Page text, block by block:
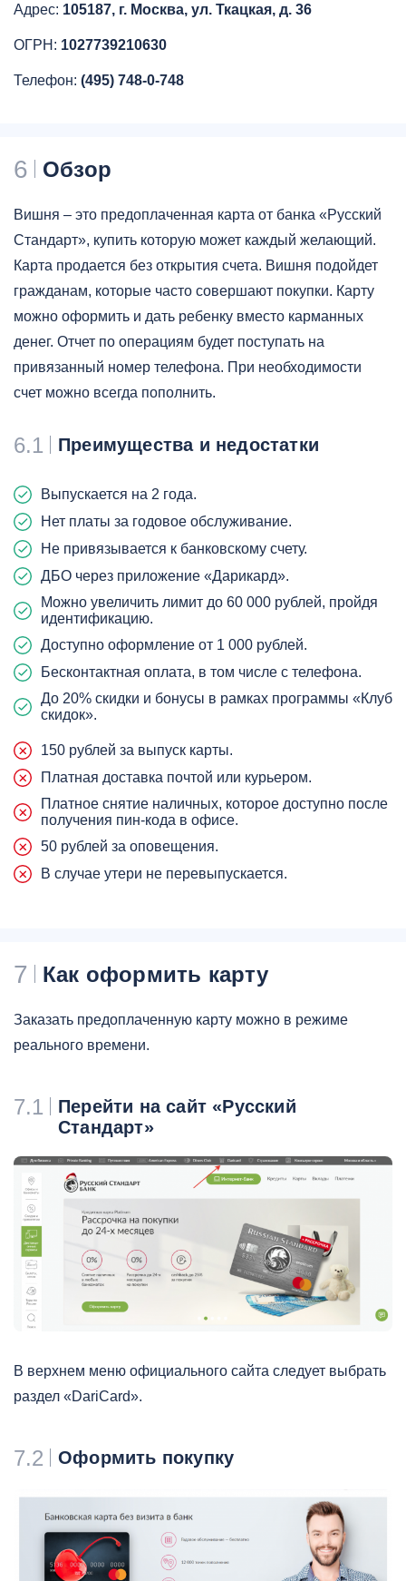
Адрес: 105187, г. Москва, ул. Ткацкая, д. 36
ОГРН: 1027739210630
Телефон: (495) 748-0-748
6 Обзор
Вишня – это предоплаченная карта от банка «Русский
Стандарт», купить которую может каждый желающий.
Карта продается без открытия счета. Вишня подойдет
гражданам, которые часто совершают покупки. Карту
можно оформить и дать ребенку вместо карманных
денег. Отчет по операциям будет поступать на
привязанный номер телефона. При необходимости
счет можно всегда пополнить.
6.1 Преимущества и недостатки
Выпускается на 2 года.
Нет платы за годовое обслуживание.
Не привязывается к банковскому счету.
ДБО через приложение «Дарикард».
Можно увеличить лимит до 60 000 рублей, пройдя
идентификацию.
Доступно оформление от 1 000 рублей.
Бесконтактная оплата, в том числе с телефона.
До 20% скидки и бонусы в рамках программы «Клуб
скидок».
150 рублей за выпуск карты.
Платная доставка почтой или курьером.
Платное снятие наличных, которое доступно после
получения пин-кода в офисе.
50 рублей за оповещения.
В случае утери не перевыпускается.
7 Как оформить карту
Заказать предоплаченную карту можно в режиме
реального времени.
7.1
Перейти на сайт «Русский
Стандарт»
В верхнем меню официального сайта следует выбрать
раздел «DariCard».
7.2 Оформить покупку